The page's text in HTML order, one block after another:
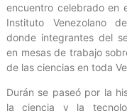
encuentro celebrado en
Instituto Venezolano
donde integrantes del
en mesas de trabajo
de las ciencias en toda
Durán se paseó por la
la ciencia y la